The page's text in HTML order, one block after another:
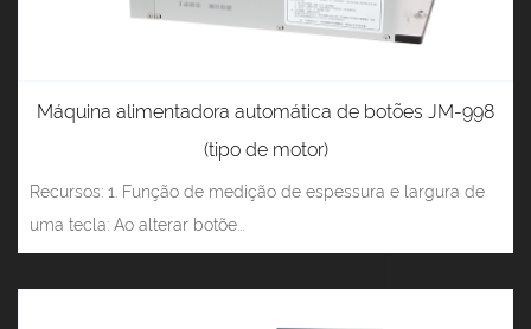
Máquina alimentadora automática de botões JM-998
(tipo de motor)
Recursos: 1. Função de medição de espessura e largura de
uma tecla: Ao alterar botõe...